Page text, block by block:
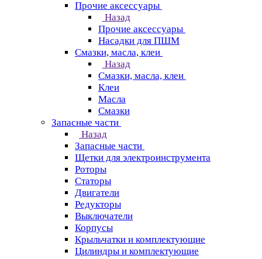
Прочие аксессуары
Назад
Прочие аксессуары
Насадки для ПШМ
Смазки, масла, клеи
Назад
Смазки, масла, клеи
Клеи
Масла
Смазки
Запасные части
Назад
Запасные части
Щетки для электроинструмента
Роторы
Статоры
Двигатели
Редукторы
Выключатели
Корпусы
Крыльчатки и комплектующие
Цилиндры и комплектующие